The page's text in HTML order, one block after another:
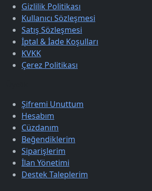
Gizlilik Politikası
Kullanıcı Sözleşmesi
Satış Sözleşmesi
İptal & İade Koşulları
KVKK
Çerez Politikası
Şifremi Unuttum
Hesabım
Cüzdanım
Beğendiklerim
Siparişlerim
İlan Yönetimi
Destek Taleplerim